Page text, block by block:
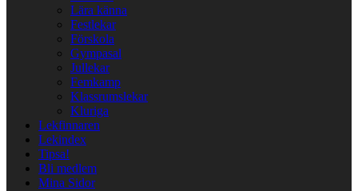
Lära känna
Festlekar
Förskola
Gympasal
Jullekar
Femkamp
Klassrumslekar
Kluriga
Lekfinnaren
Lekindex
Tipsa!
Bli medlem
Mina Sidor